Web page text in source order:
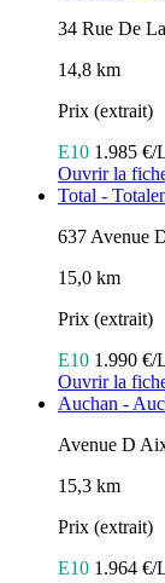
34 Rue De
14,8 km
Prix (extrait)
E10 1.985 €/
Ouvrir la
Total -
637 Avenue
15,0 km
Prix (extrait)
E10 1.990 €/
Ouvrir la
Auchan -
Avenue D
15,3 km
Prix (extrait)
E10 1.964 €/